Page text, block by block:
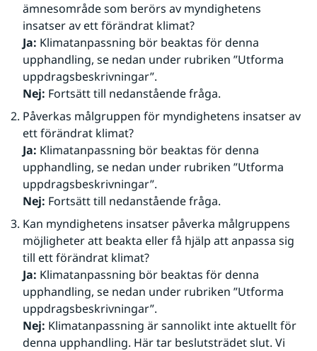
ämnesområde som berörs av myndighetens
insatser av ett förändrat klimat?
Ja: Klimatanpassning bör beaktas för denna
upphandling, se nedan under rubriken ”Utforma
uppdragsbeskrivningar”.
Nej: Fortsätt till nedanstående fråga.
Påverkas målgruppen för myndighetens insatser av
ett förändrat klimat?
Ja: Klimatanpassning bör beaktas för denna
upphandling, se nedan under rubriken ”Utforma
uppdragsbeskrivningar”.
Nej: Fortsätt till nedanstående fråga.
Kan myndighetens insatser påverka målgruppens
möjligheter att beakta eller få hjälp att anpassa sig
till ett förändrat klimat?
Ja: Klimatanpassning bör beaktas för denna
upphandling, se nedan under rubriken ”Utforma
uppdragsbeskrivningar”.
Nej: Klimatanpassning är sannolikt inte aktuellt för
denna upphandling. Här tar beslutsträdet slut. Vi